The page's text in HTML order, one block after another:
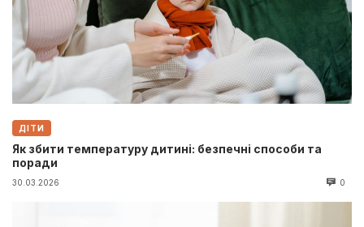
ДІТИ
Як збити температуру дитині: безпечні способи та
поради
30.03.2026 0